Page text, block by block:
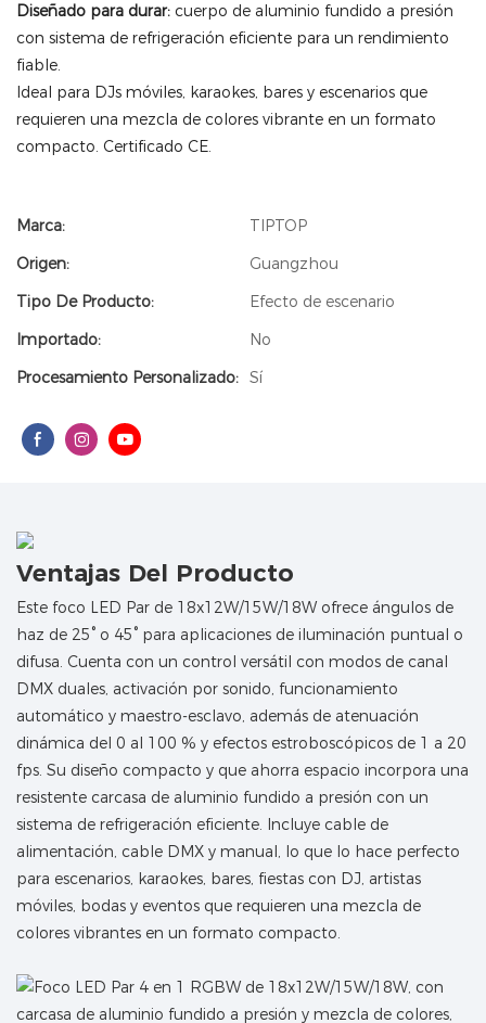
Diseñado para durar: cuerpo de aluminio fundido a presión
con sistema de refrigeración eficiente para un rendimiento
fiable.
Ideal para DJs móviles, karaokes, bares y escenarios que
requieren una mezcla de colores vibrante en un formato
compacto. Certificado CE.
Marca:
TIPTOP
Origen:
Guangzhou
Tipo De Producto:
Efecto de escenario
Importado:
No
Procesamiento Personalizado: Sí
Ventajas Del Producto
Este foco LED Par de 18x12W/15W/18W ofrece ángulos de
haz de 25° o 45° para aplicaciones de iluminación puntual o
difusa. Cuenta con un control versátil con modos de canal
DMX duales, activación por sonido, funcionamiento
automático y maestro-esclavo, además de atenuación
dinámica del 0 al 100 % y efectos estroboscópicos de 1 a 20
fps. Su diseño compacto y que ahorra espacio incorpora una
resistente carcasa de aluminio fundido a presión con un
sistema de refrigeración eficiente. Incluye cable de
alimentación, cable DMX y manual, lo que lo hace perfecto
para escenarios, karaokes, bares, fiestas con DJ, artistas
móviles, bodas y eventos que requieren una mezcla de
colores vibrantes en un formato compacto.